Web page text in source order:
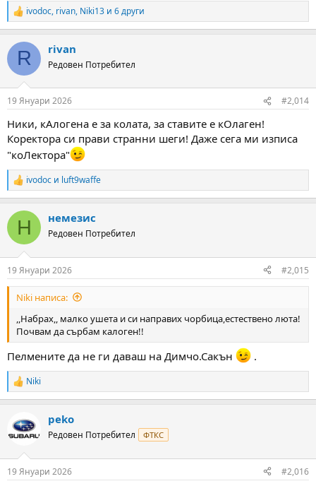
R
e
c
i
s
ivodoc, rivan, Niki13 и 6 други
R rivan
Редовен Потребител
19 Януари 2026 #2,014
Ники, кАлогена е за колата, за ставите е кОлаген!
Коректора си прави странни шеги! Даже сега ми изписа
"коЛектора"
R
e
c
i
s
:
ivodoc и luft9waffe
Н немезис
Редовен Потребител
19 Януари 2026 #2,015
Niki написа:
,,Набрах,, малко ушета и си направих чорбица,естествено люта!
Почвам да сърбам калоген!!
Пелмените да не ги даваш на Димчо.Сакън .
R
e
c
t
i
s
Niki
peko
Редовен Потребител ФТКС
19 Януари 2026 #2,016